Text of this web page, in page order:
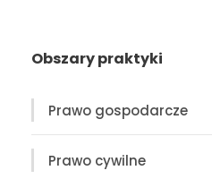
Obszary praktyki
Prawo gospodarcze
Prawo cywilne